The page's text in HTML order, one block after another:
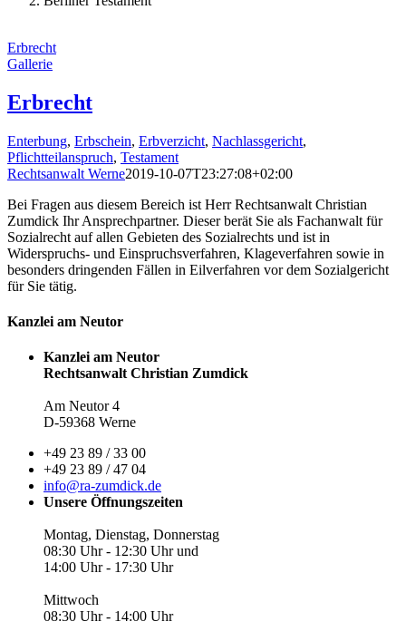
Erbrecht
Gallerie
Erbrecht
Enterbung, Erbschein, Erbverzicht, Nachlassgericht,
Pflichtteilanspruch, Testament
Rechtsanwalt Werne2019-10-07T23:27:08+02:00
Bei Fragen aus diesem Bereich ist Herr Rechtsanwalt Christian
Zumdick Ihr Ansprechpartner. Dieser berät Sie als Fachanwalt für
Sozialrecht auf allen Gebieten des Sozialrechts und ist in
Widerspruchs- und Einspruchsverfahren, Klageverfahren sowie in
besonders dringenden Fällen in Eilverfahren vor dem Sozialgericht
für Sie tätig.
Kanzlei am Neutor
Kanzlei am Neutor
Rechtsanwalt Christian Zumdick
Am Neutor 4
D-59368 Werne
+49 23 89 / 33 00
+49 23 89 / 47 04
info@ra-zumdick.de
Unsere Öffnungszeiten
Montag, Dienstag, Donnerstag
08:30 Uhr - 12:30 Uhr und
14:00 Uhr - 17:30 Uhr
Mittwoch
08:30 Uhr - 14:00 Uhr